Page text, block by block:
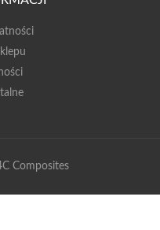
Composites